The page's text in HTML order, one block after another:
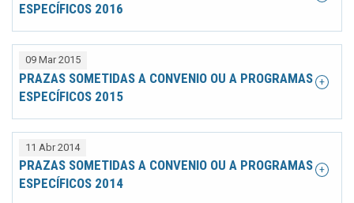
ESPECÍFICOS 2016
09 Mar 2015
PRAZAS SOMETIDAS A CONVENIO OU A PROGRAMAS
ESPECÍFICOS 2015
11 Abr 2014
PRAZAS SOMETIDAS A CONVENIO OU A PROGRAMAS
ESPECÍFICOS 2014